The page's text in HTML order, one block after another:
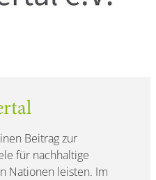
Beitrag zur
für nachhaltige
Nationen leisten. Im